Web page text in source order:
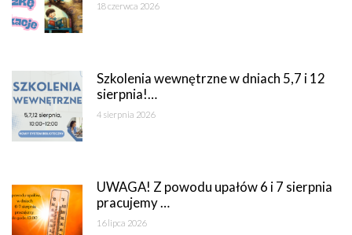
18 czerwca 2026
Szkolenia wewnętrzne w dniach 5,7 i 12
sierpnia!…
4 sierpnia 2026
UWAGA! Z powodu upałów 6 i 7 sierpnia
pracujemy …
16 lipca 2026